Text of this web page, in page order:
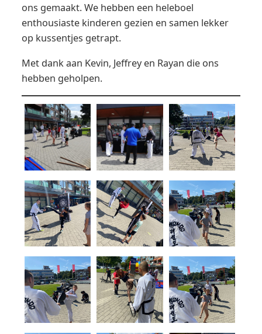
ons gemaakt. We hebben een heleboel
enthousiaste kinderen gezien en samen lekker
op kussentjes getrapt.
Met dank aan Kevin, Jeffrey en Rayan die ons
hebben geholpen.